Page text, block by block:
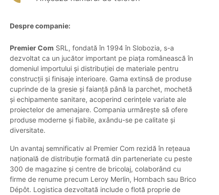
Despre companie:
Premier Com SRL, fondată în 1994 în Slobozia, s-a
dezvoltat ca un jucător important pe piața românească în
domeniul importului și distribuției de materiale pentru
construcții și finisaje interioare. Gama extinsă de produse
cuprinde de la gresie și faianță până la parchet, mochetă
și echipamente sanitare, acoperind cerințele variate ale
proiectelor de amenajare. Compania urmărește să ofere
produse moderne și fiabile, axându-se pe calitate și
diversitate.
Un avantaj semnificativ al Premier Com rezidă în rețeaua
națională de distribuție formată din parteneriate cu peste
300 de magazine și centre de bricolaj, colaborând cu
firme de renume precum Leroy Merlin, Hornbach sau Brico
Dépôt. Logistica dezvoltată include o flotă proprie de